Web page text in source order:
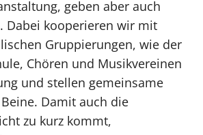
geben aber auch
Dabei kooperieren wir mit
Gruppierungen, wie der
Chören und Musikvereinen
und stellen gemeinsame
Damit auch die
zu kurz kommt,